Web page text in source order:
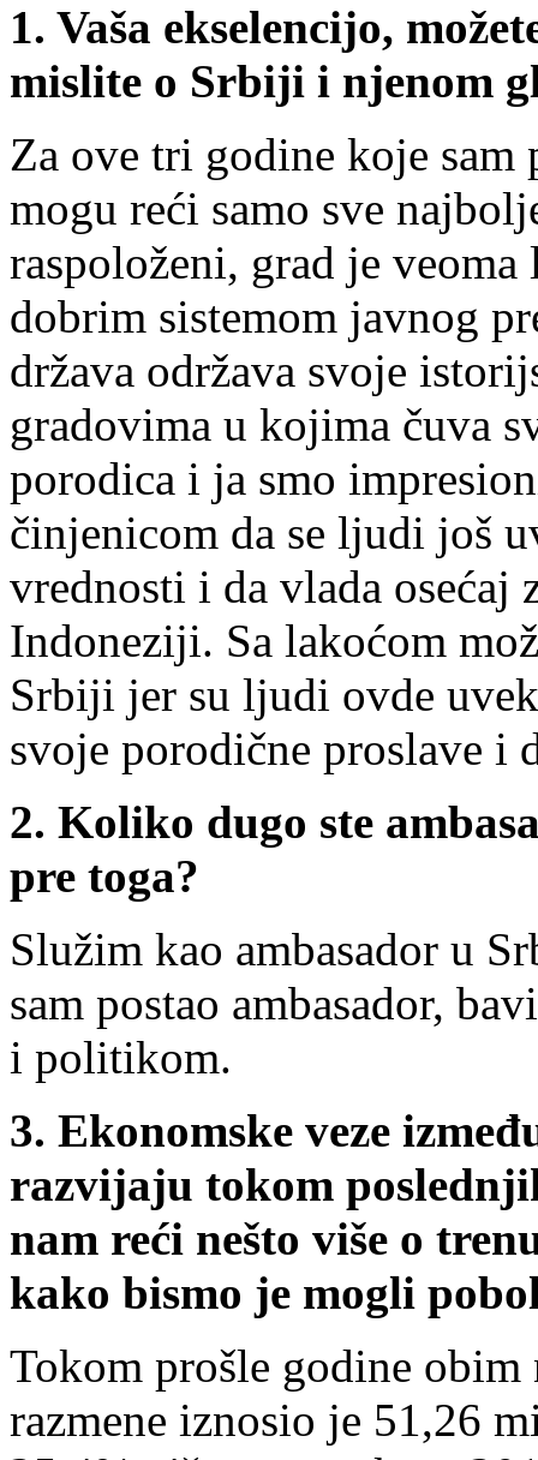
1. Vaša ekselencijo,
mislite o Srbiji i njenom
Za ove tri godine koje
mogu reći samo sve
raspoloženi, grad je
dobrim sistemom javnog
država održava svoje
gradovima u kojima čuva
porodica i ja smo
činjenicom da se ljudi još
vrednosti i da vlada osećaj
Indoneziji. Sa lakoćom
Srbiji jer su ljudi ovde
svoje porodične proslave i
2. Koliko dugo ste
pre toga?
Služim kao ambasador u
sam postao ambasador,
i politikom.
3. Ekonomske veze
razvijaju tokom
nam reći nešto više o
kako bismo je mogli
Tokom prošle godine obim
razmene iznosio je 51,26